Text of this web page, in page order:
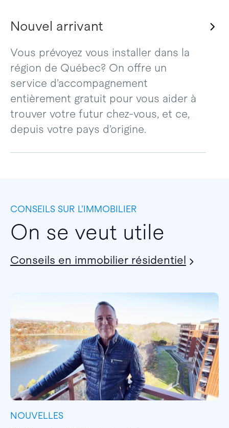
Nouvel arrivant
Vous prévoyez vous installer dans la
région de Québec? On offre un
service d’accompagnement
entièrement gratuit pour vous aider à
trouver votre futur chez-vous, et ce,
depuis votre pays d’origine.
CONSEILS SUR L’IMMOBILIER
On se veut utile
Conseils en immobilier résidentiel
NOUVELLES